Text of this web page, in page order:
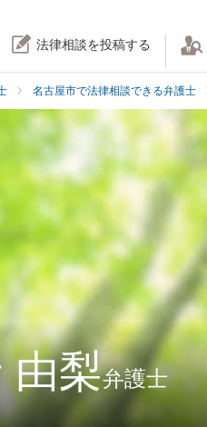
法律相談を投稿する
名古屋市で法律相談できる弁護士
由梨弁護士